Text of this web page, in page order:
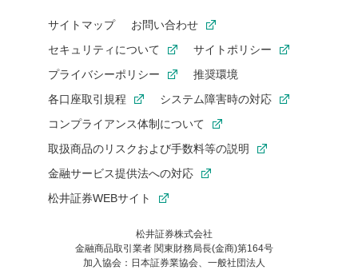
サイトマップ
お問い合わせ
セキュリティについて
サイトポリシー
プライバシーポリシー
推奨環境
各口座取引規程
システム障害時の対応
コンプライアンス体制について
取扱商品のリスクおよび手数料等の説明
金融サービス提供法への対応
松井証券WEBサイト
松井証券株式会社
金融商品取引業者 関東財務局長(金商)第164号
加入協会：日本証券業協会、一般社団法人
お気に入り機能は松井証券の会員限定の機能です。